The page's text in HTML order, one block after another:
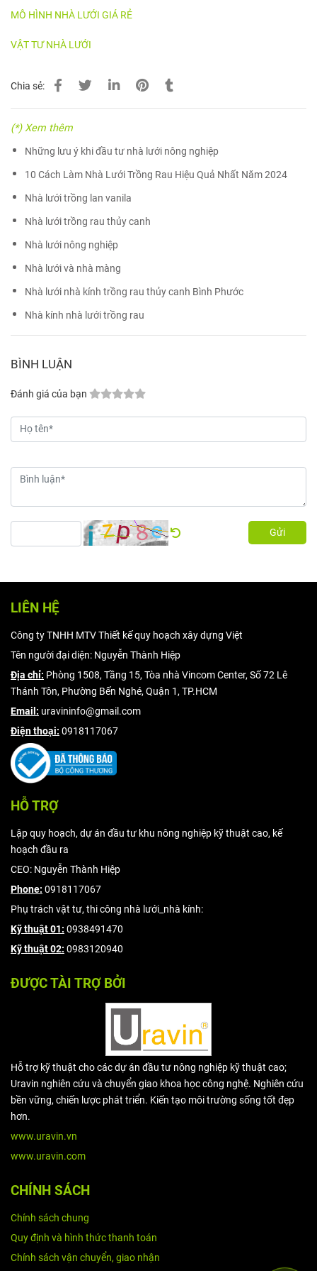
MÔ HÌNH NHÀ LƯỚI GIÁ RẺ
VẬT TƯ NHÀ LƯỚI
Chia sẻ:
(*) Xem thêm
Những lưu ý khi đầu tư nhà lưới nông nghiệp
10 Cách Làm Nhà Lưới Trồng Rau Hiệu Quả Nhất Năm 2024
Nhà lưới trồng lan vanila
Nhà lưới trồng rau thủy canh
Nhà lưới nông nghiệp
Nhà lưới và nhà màng
Nhà lưới nhà kính trồng rau thủy canh Bình Phước
Nhà kính nhà lưới trồng rau
BÌNH LUẬN
Đánh giá của bạn
Gửi
LIÊN HỆ
Công ty TNHH MTV Thiết kế quy hoạch xây dựng Việt
Tên người đại diện: Nguyễn Thành Hiệp
Địa chỉ: Phòng 1508, Tầng 15, Tòa nhà Vincom Center, Số 72 Lê
Thánh Tôn, Phường Bến Nghé, Quận 1, TP.HCM
Email: uravininfo@gmail.com
Điện thoại: 0918117067
HỖ TRỢ
Lập quy hoạch, dự án đầu tư khu nông nghiệp kỹ thuật cao, kế
hoạch đầu ra
CEO: Nguyễn Thành Hiệp
Phone: 0918117067
Phụ trách vật tư, thi công nhà lưới_nhà kính:
Kỹ thuật 01: 0938491470
Kỹ thuật 02: 0983120940
ĐƯỢC TÀI TRỢ BỞI
Hỗ trợ kỹ thuật cho các dự án đầu tư nông nghiệp kỹ thuật cao;
Uravin nghiên cứu và chuyển giao khoa học công nghệ. Nghiên cứu
bền vững, chiến lược phát triển. Kiến tạo môi trường sống tốt đẹp
hơn.
www.uravin.vn
www.uravin.com
CHÍNH SÁCH
Chính sách chung
Quy định và hình thức thanh toán
Chính sách vận chuyển, giao nhận